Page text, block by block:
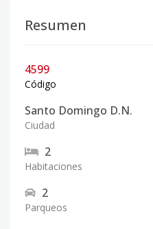
Resumen
4599
Código
Santo Domingo D.N.
Ciudad
2
Habitaciones
2
Parqueos